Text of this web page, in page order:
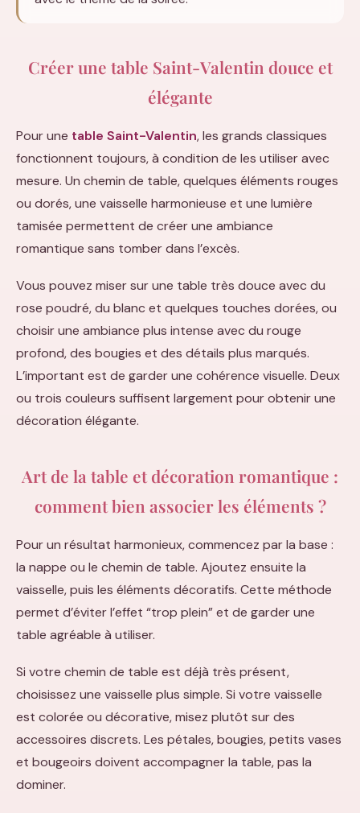
Créer une table Saint-Valentin douce et
élégante
Pour une table Saint-Valentin, les grands classiques
fonctionnent toujours, à condition de les utiliser avec
mesure. Un chemin de table, quelques éléments rouges
ou dorés, une vaisselle harmonieuse et une lumière
tamisée permettent de créer une ambiance
romantique sans tomber dans l’excès.
Vous pouvez miser sur une table très douce avec du
rose poudré, du blanc et quelques touches dorées, ou
choisir une ambiance plus intense avec du rouge
profond, des bougies et des détails plus marqués.
L’important est de garder une cohérence visuelle. Deux
ou trois couleurs suffisent largement pour obtenir une
décoration élégante.
Art de la table et décoration romantique :
comment bien associer les éléments ?
Pour un résultat harmonieux, commencez par la base :
la nappe ou le chemin de table. Ajoutez ensuite la
vaisselle, puis les éléments décoratifs. Cette méthode
permet d’éviter l’effet “trop plein” et de garder une
table agréable à utiliser.
Si votre chemin de table est déjà très présent,
choisissez une vaisselle plus simple. Si votre vaisselle
est colorée ou décorative, misez plutôt sur des
accessoires discrets. Les pétales, bougies, petits vases
et bougeoirs doivent accompagner la table, pas la
dominer.